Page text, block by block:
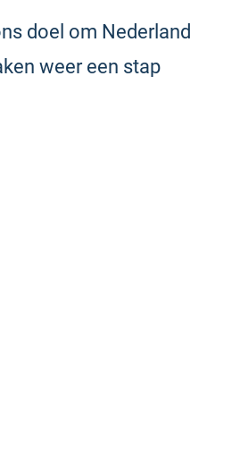
doel om Nederland
weer een stap